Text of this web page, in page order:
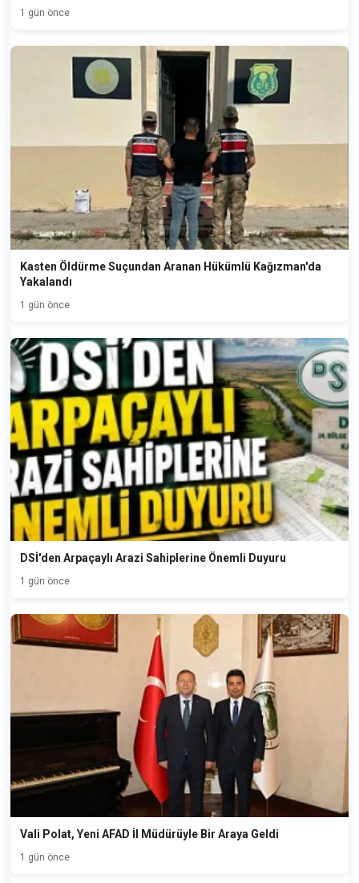
1 gün önce
Kasten Öldürme Suçundan Aranan Hükümlü Kağızman'da
Yakalandı
1 gün önce
DSİ'den Arpaçaylı Arazi Sahiplerine Önemli Duyuru
1 gün önce
Vali Polat, Yeni AFAD İl Müdürüyle Bir Araya Geldi
1 gün önce